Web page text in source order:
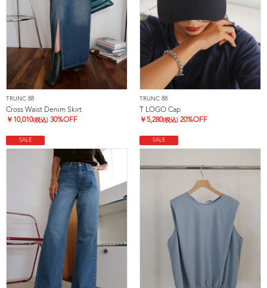
TRUNC 88
Cross Waist Denim Skirt
￥ 10,010(税込) 30%OFF
TRUNC 88
T LOGO Cap
￥5,280(税込) 20%OFF
SALE SALE